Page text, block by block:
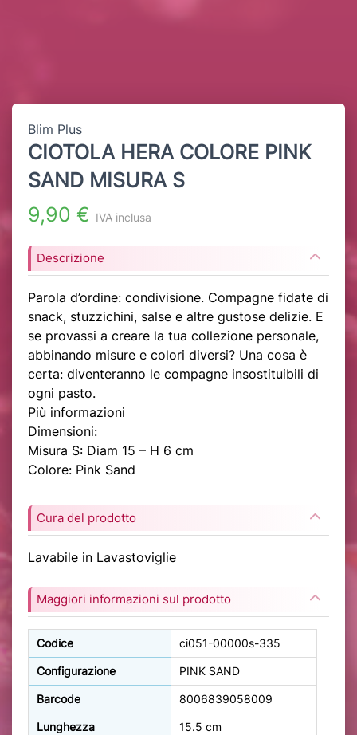
Blim Plus
CIOTOLA HERA COLORE PINK
SAND MISURA S
9,90 € IVA inclusa
Descrizione
Parola d’ordine: condivisione. Compagne fidate di
snack, stuzzichini, salse e altre gustose delizie. E
se provassi a creare la tua collezione personale,
abbinando misure e colori diversi? Una cosa è
certa: diventeranno le compagne insostituibili di
ogni pasto.
Più informazioni
Dimensioni:
Misura S: Diam 15 – H 6 cm
Colore: Pink Sand
Cura del prodotto
Lavabile in Lavastoviglie
Maggiori informazioni sul prodotto
Codice ci051-00000s-335
Configurazione PINK SAND
Barcode 8006839058009
Lunghezza 15.5 cm